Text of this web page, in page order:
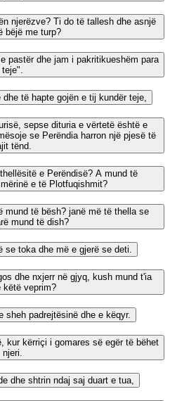
njerëzve? Ti do të tallesh dhe asnjë
bëjë me turp?
pastër dhe jam i pakritikueshëm para
teje".
të hapte gojën e tij kundër teje,
sepse dituria e vërtetë është e
se Perëndia harron një pjesë të
tënd.
e Perëndisë? A mund të
e të Plotfuqishmit?
mund të bësh? janë më të thella se
mund të dish?
se toka dhe më e gjerë se deti.
dhe nxjerr në gjyq, kush mund t'ia
këtë veprim?
sheh padrejtësinë dhe e këqyr.
kur kërriçi i gomares së egër të bëhet
njeri.
dhe shtrin ndaj saj duart e tua,